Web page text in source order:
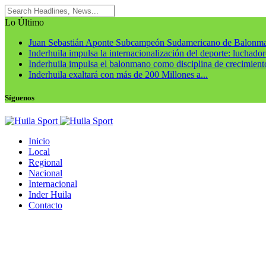
Lo Último
Juan Sebastián Aponte Subcampeón Sudamericano de
Inderhuila impulsa la internacionalización del deporte:
Inderhuila impulsa el balonmano como disciplina de
Inderhuila exaltará con más de 200 Millones a...
Síguenos
Inicio
Local
Regional
Nacional
Internacional
Inder Huila
Contacto